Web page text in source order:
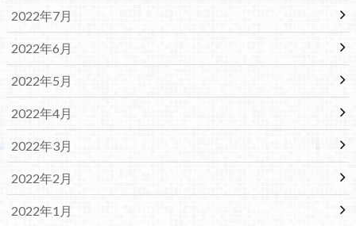
2022年7月
2022年6月
2022年5月
2022年4月
2022年3月
2022年2月
2022年1月